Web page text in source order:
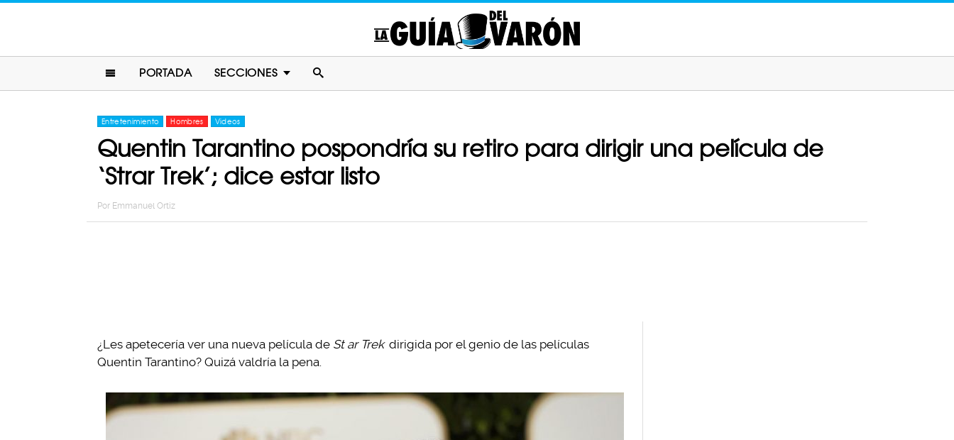
PORTADA SECCIONES
Entretenimiento Hombres Videos
Quentin Tarantino pospondría su retiro para dirigir una película de
‘Strar Trek’; dice estar listo
Por Emmanuel Ortiz
¿Les apetecería ver una nueva película de St ar Trek dirigida por el genio de las películas
Quentin Tarantino? Quizá valdría la pena.